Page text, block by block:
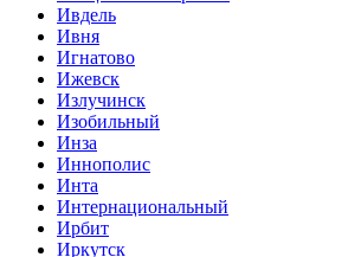
Ивдель
Ивня
Игнатово
Ижевск
Излучинск
Изобильный
Инза
Иннополис
Инта
Интернациональный
Ирбит
Иркутск